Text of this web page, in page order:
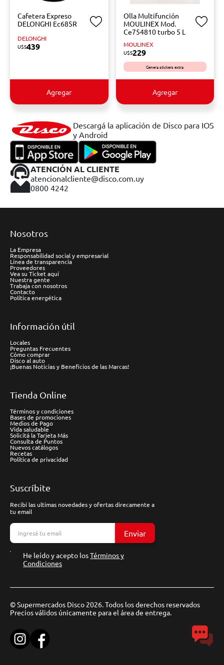
Cafetera Expreso
DELONGHI Ec685R
DELONGHI
U$S439
Agregar
Olla Multifunción
MOULINEX Mod.
Ce754810 turbo 5 L
MOULINEX
U$S229
Genera stickers extra
Agregar
Descargá la aplicación de Disco para IOS
y Android
ATENCIÓN AL CLIENTE
atencionalcliente@disco.com.uy
0800 4242
Nosotros
La Empresa
Responsabilidad social y empresarial
Línea de transparencia
Proveedores
Vea su Ticket aquí
Nuestra gente
Trabaja con nosotros
Contacto
Política energética
Información útil
Locales
Preguntas Frecuentes
Cómo comprar
Disco al auto
¡Buenas Noticias y Beneficios de las Marcas!
Tienda Online
Términos y condiciones
Bases de promociones
Medios de Pago
Vida saludable
Solicitá la Tarjeta Más
Consulta de Puntos
Nuevos catálogos
Recetas
Política de privacidad
Suscríbite
Recibí las ultimas novedades y ofertas direcamente a
tu email
Enviar
He leído y acepto losTérminos y
Condiciones
© Supermercados Disco 2026. Todos los derechos reservados
Precios válidos únicamente para el área de entrega.